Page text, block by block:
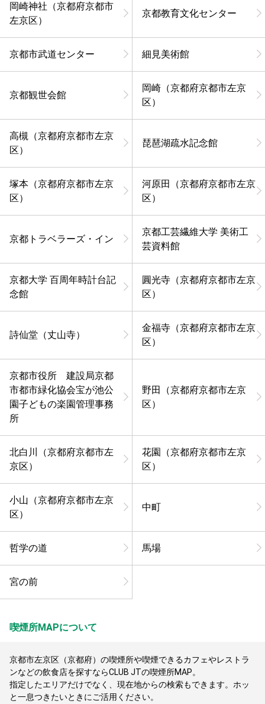
岡崎神社（京都府京都市
左京区）
京都教育文化センター
京都市武道センター 細見美術館
京都観世会館
岡崎（京都府京都市左京
区）
高槻（京都府京都市左京
区）
琵琶湖疏水記念館
塚本（京都府京都市左京
区）
河原田（京都府京都市左京
区）
京都トラベラーズ・イン
京都工芸繊維大学 美術工
芸資料館
京都大学 百周年時計台記
念館
圓光寺（京都府京都市左京
区）
詩仙堂（丈山寺）
金福寺（京都府京都市左京
区）
京都市役所 建設局京都
市都市緑化協会宝が池公
園子どもの楽園管理事務
所
野田（京都府京都市左京
区）
北白川（京都府京都市左
京区）
花園（京都府京都市左京
区）
小山（京都府京都市左京
区）
中町
哲学の道 馬場
宮の前
喫煙所MAPについて
京都市左京区（京都府）の喫煙所や喫煙できるカフェやレストラ
ンなどの飲食店を探すならCLUB JTの喫煙所MAP。
指定したエリアだけでなく、現在地からの検索もできます。ホッ
と一息つきたいときにご活用ください。